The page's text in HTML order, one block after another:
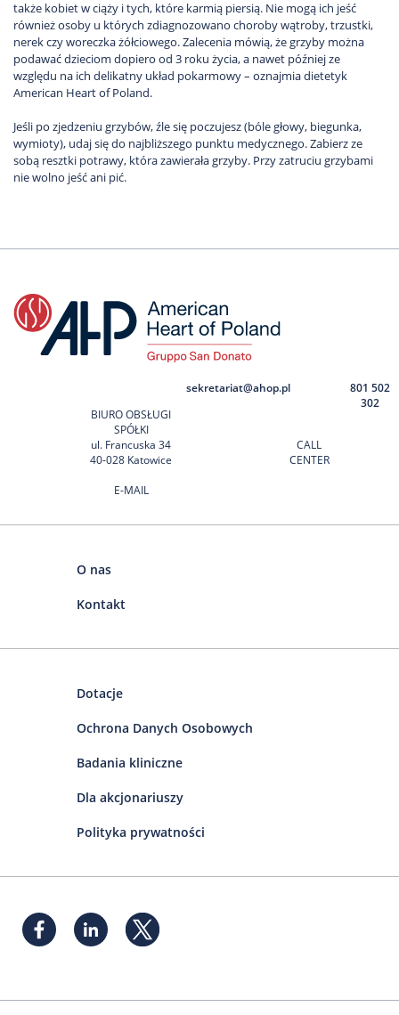
także kobiet w ciąży i tych, które karmią piersią. Nie mogą ich jeść
również osoby u których zdiagnozowano choroby wątroby, trzustki,
nerek czy woreczka żółciowego. Zalecenia mówią, że grzyby można
podawać dzieciom dopiero od 3 roku życia, a nawet później ze
względu na ich delikatny układ pokarmowy – oznajmia dietetyk
American Heart of Poland.
Jeśli po zjedzeniu grzybów, źle się poczujesz (bóle głowy, biegunka,
wymioty), udaj się do najbliższego punktu medycznego. Zabierz ze
sobą resztki potrawy, która zawierała grzyby. Przy zatruciu grzybami
nie wolno jeść ani pić.
BIURO OBSŁUGI
SPÓŁKI
ul. Francuska 34
40-028 Katowice
E-MAIL
sekretariat@ahop.pl
CALL
CENTER
801 502
302
O nas
Kontakt
Dotacje
Ochrona Danych Osobowych
Badania kliniczne
Dla akcjonariuszy
Polityka prywatności